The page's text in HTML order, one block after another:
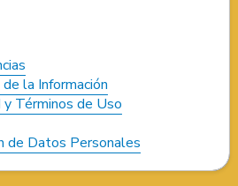
la Información
Términos de Uso
de Datos Personales